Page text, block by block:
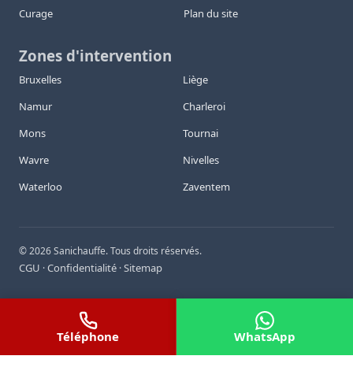
Curage
Plan du site
Zones d'intervention
Bruxelles
Liège
Namur
Charleroi
Mons
Tournai
Wavre
Nivelles
Waterloo
Zaventem
©2026Sanichauffe. Tous droits réservés.
CGU ·Confidentialité ·Sitemap